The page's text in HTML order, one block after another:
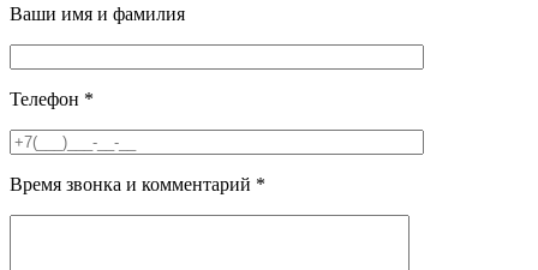
Ваши имя и фамилия
Телефон *
Время звонка и комментарий *